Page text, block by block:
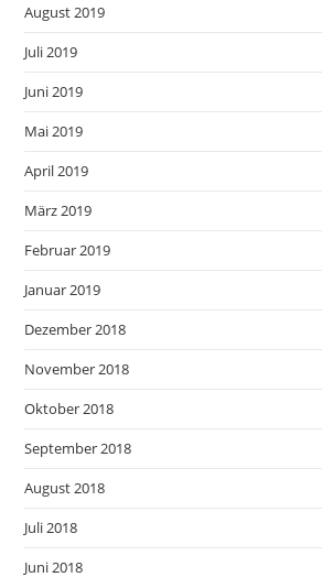
August 2019
Juli 2019
Juni 2019
Mai 2019
April 2019
März 2019
Februar 2019
Januar 2019
Dezember 2018
November 2018
Oktober 2018
September 2018
August 2018
Juli 2018
Juni 2018